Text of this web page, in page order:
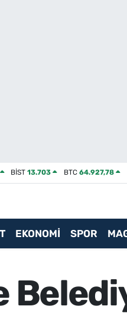
BİST13.703 BTC 64.927,78
EKONOMİ SPOR